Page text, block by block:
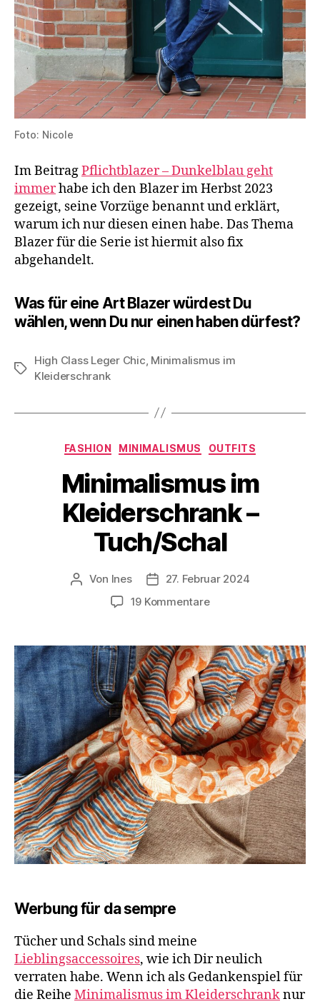
Foto: Nicole
Im BeitragPflichtblazer – Dunkelblau geht
immerhabe ich den Blazer im Herbst 2023
gezeigt, seine Vorzüge benannt und erklärt,
warum ich nur diesen einen habe. Das Thema
Blazer für die Serie ist hiermit also fix
abgehandelt.
Was für eine Art Blazer würdest Du
wählen, wenn Du nur einen haben dürfest?
Schlagwörter
High Class Leger Chic Minimalismus im
Kleiderschrank
Kategorien
FASHION MINIMALISMUS OUTFITS
Minimalismus im
Kleiderschrank –
Tuch/Schal
Beitragsautor
Von Ines Veröffentlichungsdatum
27. Februar 2024
19 Kommentarezu
Kleiderschrank
–
Tuch/Schal
Werbung für da sempre
Tücher und Schals sind meine
Lieblingsaccessoires, wie ich Dir neulich
verraten habe. Wenn ich als Gedankenspiel für
die Reihe Minimalismus im Kleiderschranknur